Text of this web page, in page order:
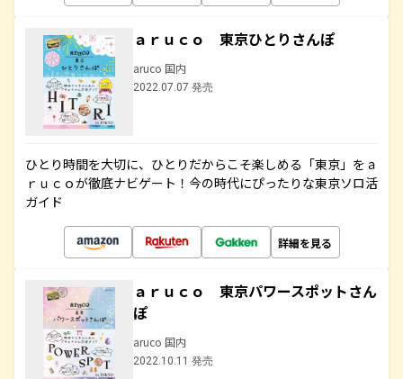
ａｒｕｃｏ 東京ひとりさんぽ
aruco 国内
2022.07.07 発売
ひとり時間を大切に、ひとりだからこそ楽しめる「東京」をａ
ｒｕｃｏが徹底ナビゲート！今の時代にぴったりな東京ソロ活
ガイド
詳細を見る
ａｒｕｃｏ 東京パワースポットさん
ぽ
aruco 国内
2022.10.11 発売